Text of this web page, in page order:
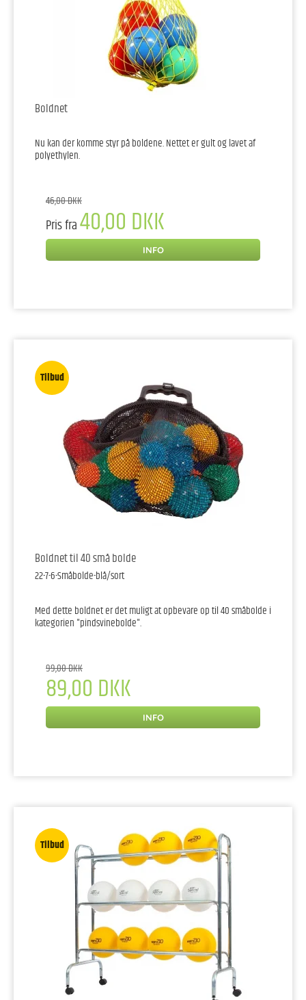
Boldnet
Nu kan der komme styr på boldene. Nettet er gult og lavet af
polyethylen.
46,00 DKK
Pris fra40,00 DKK
INFO
Tilbud
Boldnet til 40 små bolde
22-7-6-Småbolde-blå/sort
Med dette boldnet er det muligt at opbevare op til 40 småbolde i
kategorien "pindsvinebolde".
99,00 DKK
89,00 DKK
INFO
Tilbud